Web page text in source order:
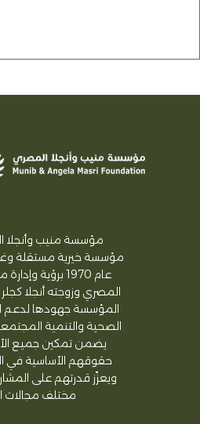
مؤسسة منيب وأنجلا
مؤسسة خيرية مستقلة
عام 1970 برؤية
المصري وزوجته أنجلا
المؤسسة جهودها لدعم
الصحية والتنمية
يضمن تمكين جميع
حقوقهم الأساسية في
ويعزّز قدرتهم على
مختلف مجالات